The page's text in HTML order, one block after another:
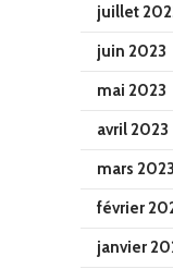
juillet
juin 2023
mai 2023
avril 2023
mars 2023
février
janvier